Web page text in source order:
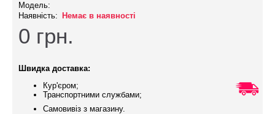
Модель:
Наявність:
Немає в наявності
0 грн.
Швидка доставка:
Кур'єром;
Транспортними службами;
Самовивіз з магазину.